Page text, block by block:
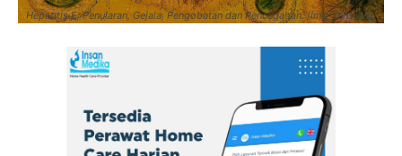
Hepatitis E: Penularan, Gejala, Pengobatan dan Pencegahan. (Img: fehv.org)